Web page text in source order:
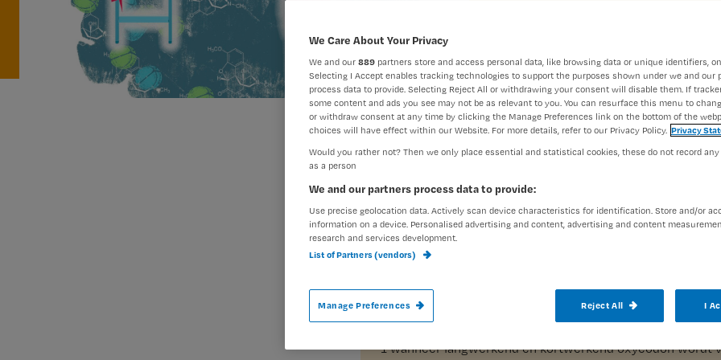
Nursing
Oxycodon is een opioïde pijnstiller en
ernstige pijn. Maak de toets bij dit artikel
In deze Challenge over
1wanneer langwerkend en kortwerkend oxycodon wordt
We Care About Your Privacy
We and our 889 partners store and access personal data, like browsing data or unique identifiers,
Selecting I Accept enables tracking technologies to support the purposes shown under we and our
process data to provide. Selecting Reject All or withdrawing your consent will disable them. If
some content and ads you see may not be as relevant to you. You can resurface this menu to
or withdraw consent at any time by clicking the Manage Preferences link on the bottom of the
choices will have effect within our Website. For more details, refer to our Privacy Policy. Privacy
Would you rather not? Then we only place essential and statistical cookies, these do not record
as a person
We and our partners process data to provide:
Use precise geolocation data. Actively scan device characteristics for identification. Store and/or
information on a device. Personalised advertising and content, advertising and content
research and services development.
List of Partners (vendors)
Manage Preferences Reject All I